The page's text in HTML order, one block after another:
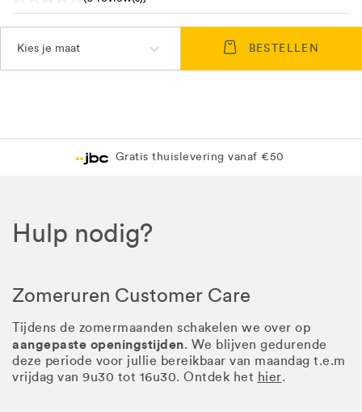
Kies je maat BESTELLEN
Gratis thuislevering vanaf €50
Hulp nodig?
Zomeruren Customer Care
Tijdens de zomermaanden schakelen we over op
aangepaste openingstijden. We blijven gedurende
deze periode voor jullie bereikbaar van maandag t.e.m
vrijdag van 9u30 tot 16u30. Ontdek het hier.